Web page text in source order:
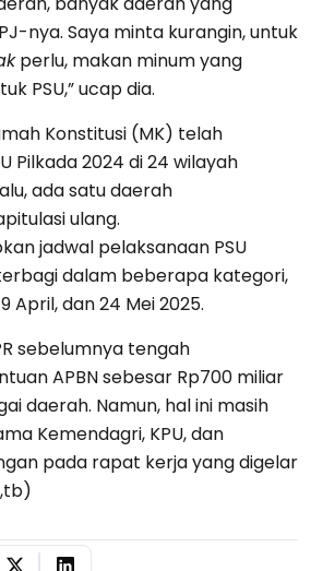
nya. Saya minta kurangin, untuk
perlu, makan minum yang
PSU,” ucap dia.
Konstitusi (MK) telah
Pilkada 2024 di 24 wilayah
ada satu daerah
ulang.
jadwal pelaksanaan PSU
dalam beberapa kategori,
April, dan 24 Mei 2025.
sebelumnya tengah
APBN sebesar Rp700 miliar
daerah. Namun, hal ini masih
Kemendagri, KPU, dan
pada rapat kerja yang digelar